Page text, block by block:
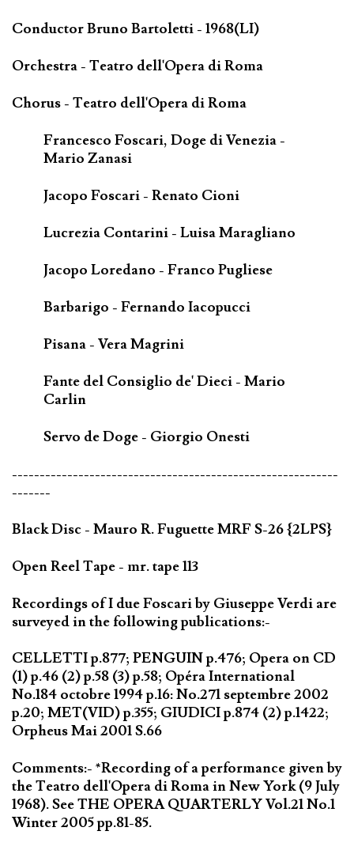
Conductor Bruno Bartoletti - 1968(LI)
Orchestra - Teatro dell'Opera di Roma
Chorus - Teatro dell'Opera di Roma
Francesco Foscari, Doge di Venezia -
Mario Zanasi
Jacopo Foscari - Renato Cioni
Lucrezia Contarini - Luisa Maragliano
Jacopo Loredano - Franco Pugliese
Barbarigo - Fernando Iacopucci
Pisana - Vera Magrini
Fante del Consiglio de' Dieci - Mario
Carlin
Servo de Doge - Giorgio Onesti
-----------------------------------------------------------
-------
Black Disc - Mauro R. Fuguette MRF S-26 {2LPS}
Open Reel Tape - mr. tape 113
Recordings of I due Foscari by Giuseppe Verdi are
surveyed in the following publications:-
CELLETTI p.877; PENGUIN p.476; Opera on CD
(1) p.46 (2) p.58 (3) p.58; Opéra International
No.184 octobre 1994 p.16: No.271 septembre 2002
p.20; MET(VID) p.355; GIUDICI p.874 (2) p.1422;
Orpheus Mai 2001 S.66
Comments:- *Recording of a performance given by
the Teatro dell'Opera di Roma in New York (9 July
1968). See THE OPERA QUARTERLY Vol.21 No.1
Winter 2005 pp.81-85.